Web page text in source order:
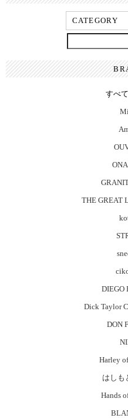
すべ
THE GREAT
DIEGO
Dick Taylor
DON
Harley
はしも
Hands